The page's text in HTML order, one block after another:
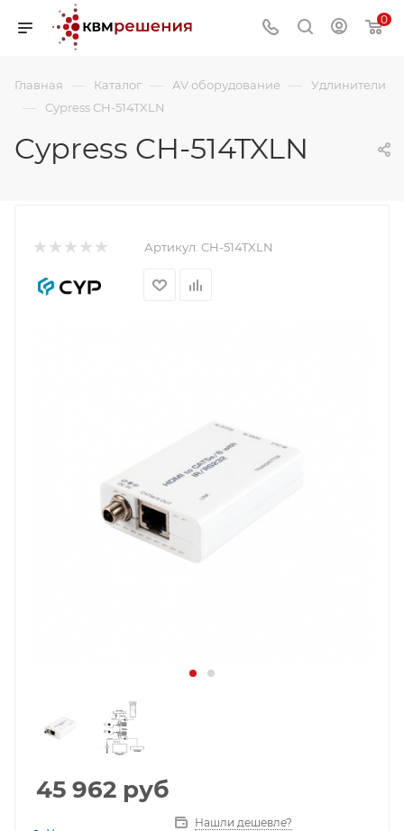
0
Главная — Каталог — AV оборудование — Удлинители
— Cypress CH-514TXLN
Cypress CH-514TXLN
Артикул: CH-514TXLN
45 962 руб
Нашли дешевле?